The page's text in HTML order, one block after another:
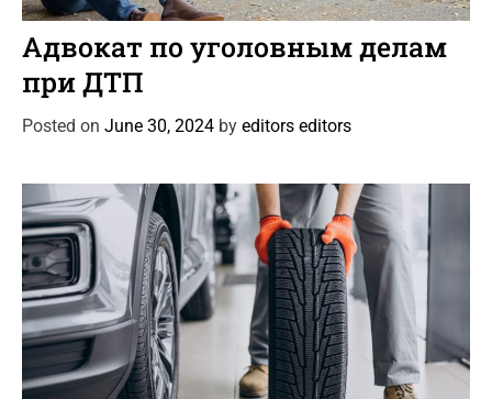
C
a
t
e
g
e
s
Автоновости Новости Автомира Статьи
Адвокат по уголовным делам
при ДТП
Posted on June 30, 2024 by editors editors